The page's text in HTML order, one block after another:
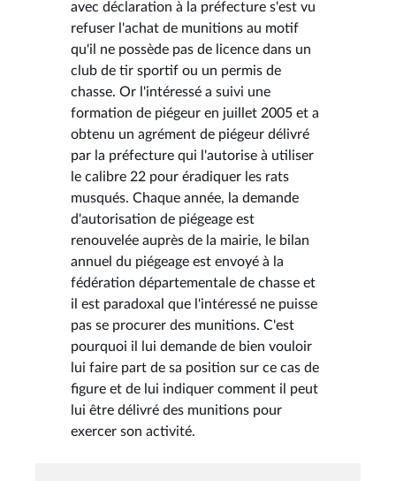
avec déclaration à la préfecture s'est vu
refuser l'achat de munitions au motif
qu'il ne possède pas de licence dans un
club de tir sportif ou un permis de
chasse. Or l'intéressé a suivi une
formation de piégeur en juillet 2005 et a
obtenu un agrément de piégeur délivré
par la préfecture qui l'autorise à utiliser
le calibre 22 pour éradiquer les rats
musqués. Chaque année, la demande
d'autorisation de piégeage est
renouvelée auprès de la mairie, le bilan
annuel du piégeage est envoyé à la
fédération départementale de chasse et
il est paradoxal que l'intéressé ne puisse
pas se procurer des munitions. C'est
pourquoi il lui demande de bien vouloir
lui faire part de sa position sur ce cas de
figure et de lui indiquer comment il peut
lui être délivré des munitions pour
exercer son activité.